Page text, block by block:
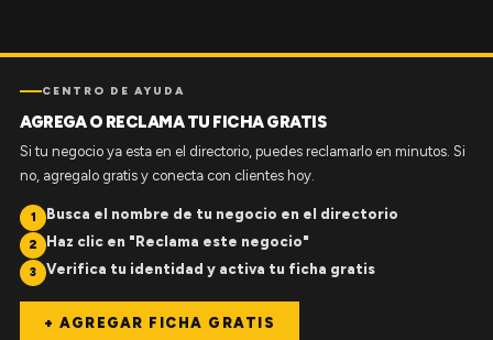
CENTRO DE AYUDA
AGREGA O RECLAMA TU FICHA GRATIS
Si tu negocio ya esta en el directorio, puedes reclamarlo en minutos. Si
no, agregalo gratis y conecta con clientes hoy.
1 Busca el nombre de tu negocio en el directorio
2 Haz clic en "Reclama este negocio"
3 Verifica tu identidad y activa tu ficha gratis
+ AGREGAR FICHA GRATIS